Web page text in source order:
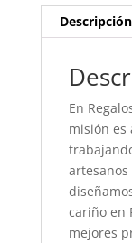
Descripción
En
misión es
artesanos
cariño en
mejores